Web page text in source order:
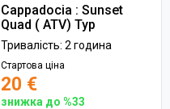
Cappadocia : Sunset
Quad ( ATV) Тур
Тривалість: 2 година
Стартова ціна
20 €
знижка до %33